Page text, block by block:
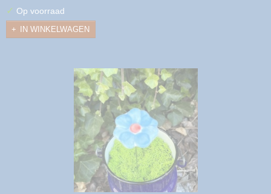
✓ Op voorraad
IN WINKELWAGEN